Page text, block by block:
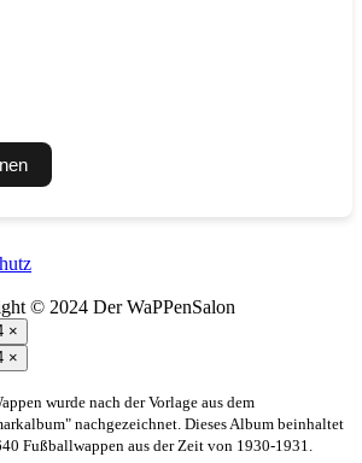
© 2024 Der WaPPenSalon
×
×
wurde nach der Vorlage aus dem
nachgezeichnet. Dieses Album beinhaltet
Fußballwappen aus der Zeit von 1930-1931.